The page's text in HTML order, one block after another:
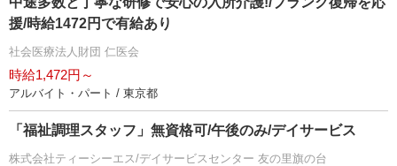
援/時給1472円で有給あり
社会医療法人財団 仁医会
時給1,472円～
アルバイト・パート / 東京都
「福祉調理スタッフ」無資格可/午後のみ/デイサービス
株式会社ティーシーエス/デイサービスセンター 友の里旗の台